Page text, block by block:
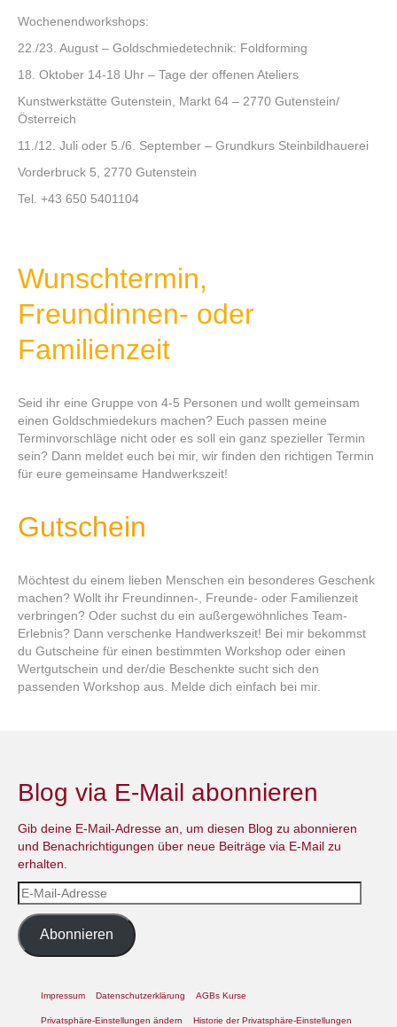
Wochenendworkshops:
22./23. August – Goldschmiedetechnik: Foldforming
18. Oktober 14-18 Uhr – Tage der offenen Ateliers
Kunstwerkstätte Gutenstein, Markt 64 – 2770 Gutenstein/
Österreich
11./12. Juli oder 5./6. September – Grundkurs Steinbildhauerei
Vorderbruck 5, 2770 Gutenstein
Tel. +43 650 5401104
Wunschtermin,
Freundinnen- oder
Familienzeit
Seid ihr eine Gruppe von 4-5 Personen und wollt gemeinsam
einen Goldschmiedekurs machen? Euch passen meine
Terminvorschläge nicht oder es soll ein ganz spezieller Termin
sein? Dann meldet euch bei mir, wir finden den richtigen Termin
für eure gemeinsame Handwerkszeit!
Gutschein
Möchtest du einem lieben Menschen ein besonderes Geschenk
machen? Wollt ihr Freundinnen-, Freunde- oder Familienzeit
verbringen? Oder suchst du ein außergewöhnliches Team-
Erlebnis? Dann verschenke Handwerkszeit! Bei mir bekommst
du Gutscheine für einen bestimmten Workshop oder einen
Wertgutschein und der/die Beschenkte sucht sich den
passenden Workshop aus. Melde dich einfach bei mir.
Blog via E-Mail abonnieren
Gib deine E-Mail-Adresse an, um diesen Blog zu abonnieren
und Benachrichtigungen über neue Beiträge via E-Mail zu
erhalten.
E-
Mail-
Adresse
Abonnieren
Impressum Datenschutzerklärung AGBs Kurse
Privatsphäre-Einstellungen ändern Historie der Privatsphäre-Einstellungen